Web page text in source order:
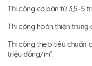
Thi công cơ bản từ 3,5–5
Thi công hoàn thiện trung
Thi công theo tiêu chuẩn
triệu đồng/m².